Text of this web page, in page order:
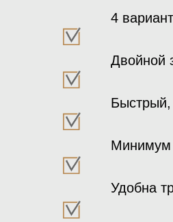
4
Двойной
Минимум
Удобна